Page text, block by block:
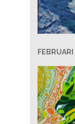
FEBRUARI